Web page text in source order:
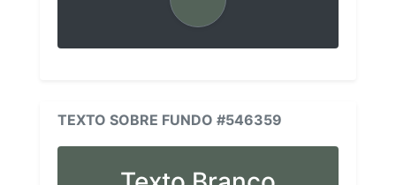
TEXTO SOBRE FUNDO #546359